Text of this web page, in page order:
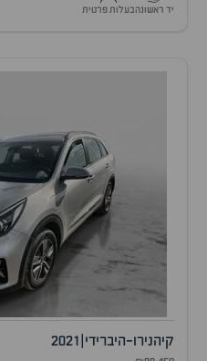
יד ראשונהבעלות פרטית
קיהנירו-היברידי 2021